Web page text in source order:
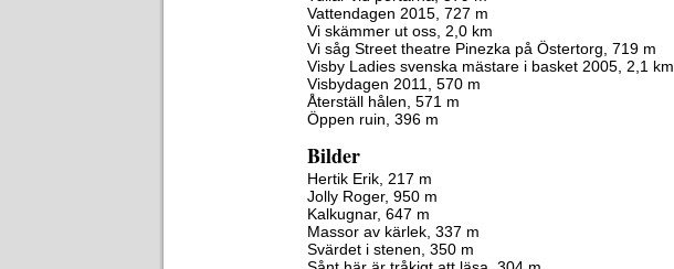
Vattendagen 2015, 727 m
Vi skämmer ut oss, 2,0 km
Vi såg Street theatre Pinezka på Östertorg, 719 m
Visby Ladies svenska mästare i basket 2005, 2,1 km
Visbydagen 2011, 570 m
Återställ hålen, 571 m
Öppen ruin, 396 m
Bilder
Hertik Erik, 217 m
Jolly Roger, 950 m
Kalkugnar, 647 m
Massor av kärlek, 337 m
Svärdet i stenen, 350 m